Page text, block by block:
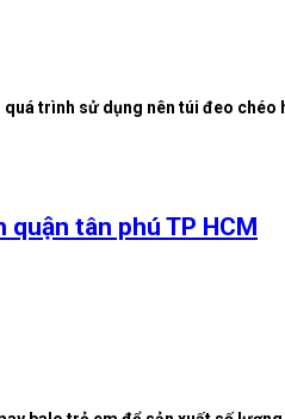
trình sử dụng nên túi đeo chéo
tân phú TP HCM